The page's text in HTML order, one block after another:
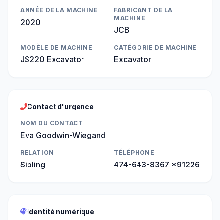
ANNÉE DE LA MACHINE
2020
FABRICANT DE LA
MACHINE
JCB
MODÈLE DE MACHINE
JS220 Excavator
CATÉGORIE DE MACHINE
Excavator
Contact d'urgence
NOM DU CONTACT
Eva Goodwin-Wiegand
RELATION
Sibling
TÉLÉPHONE
474-643-8367 x91226
Identité numérique